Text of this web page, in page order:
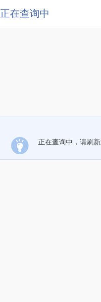
正在查询中
正在查询中，请刷